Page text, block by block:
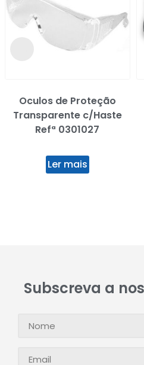
Oculos de Proteção
Transparente c/Haste
Refª 0301027
Ler mais
Subscreva a